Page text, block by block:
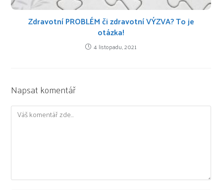
Zdravotní PROBLÉM či zdravotní VÝZVA? To je
otázka!
4 listopadu, 2021
Napsat komentář